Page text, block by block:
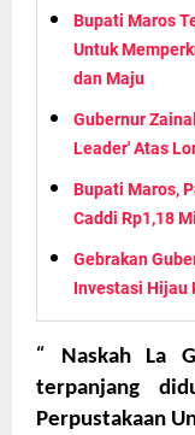
Bupati Maros
Untuk
dan Maju
Gubernur
Leader' Atas
Bupati Maros,
Caddi Rp1,18
Gebrakan
Investasi Hijau
“
Naskah La
terpanjang
Perpustakaan